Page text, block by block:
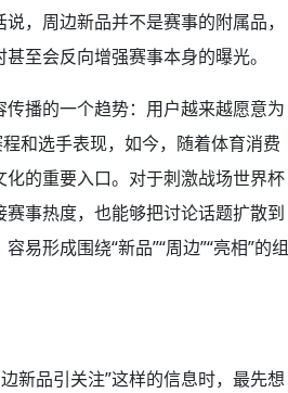
，周边新品并不是赛事的附属品，
至会反向增强赛事本身的曝光。
播的一个趋势：用户越来越愿意为
和选手表现，如今，随着体育消费
的重要入口。对于刺激战场世界杯
事热度，也能够把讨论话题扩散到
易形成围绕“新品”“周边”“亮相”的组
新品引关注”这样的信息时，最先想